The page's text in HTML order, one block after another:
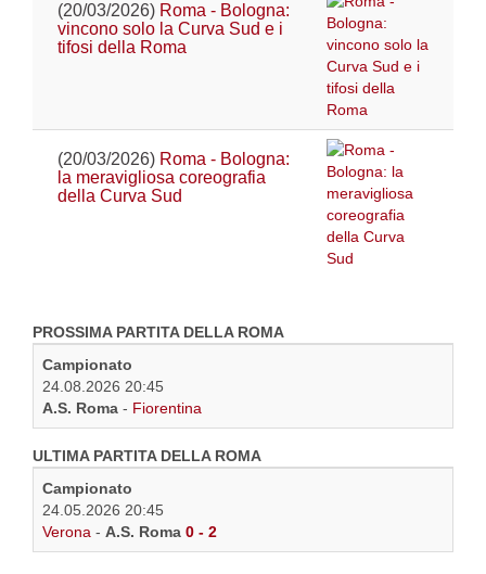
(20/03/2026) Roma - Bologna:
vincono solo la Curva Sud e i
tifosi della Roma
(20/03/2026) Roma - Bologna:
la meravigliosa coreografia
della Curva Sud
PROSSIMA PARTITA DELLA ROMA
Campionato
24.08.2026 20:45
A.S. Roma - Fiorentina
ULTIMA PARTITA DELLA ROMA
Campionato
24.05.2026 20:45
Verona - A.S. Roma 0 - 2